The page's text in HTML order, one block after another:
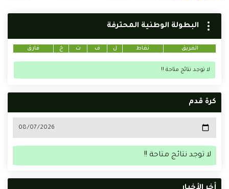
البطولة الوطنية المحترفة
الفريق نقاط ل ف ت خ فارق
لا توجد نتائج متاحة !!
كرة قدم
لا توجد نتائج متاحة !!